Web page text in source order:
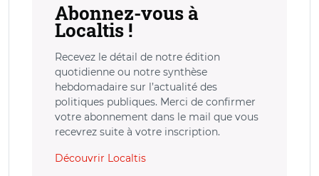
Abonnez-vous à
Localtis !
Recevez le détail de notre édition
quotidienne ou notre synthèse
hebdomadaire sur l’actualité des
politiques publiques. Merci de confirmer
votre abonnement dans le mail que vous
recevrez suite à votre inscription.
Découvrir Localtis